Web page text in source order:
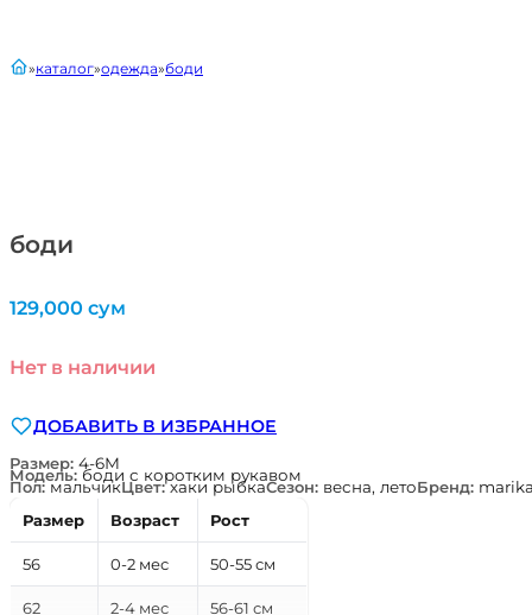
боди
главнаякаталог одежда боди
129,000 сум
Нет в наличии
ДОБАВИТЬ В ИЗБРАННОЕ
Размер: 4-6М
Модель: боди с коротким рукавом
Пол:мальчикЦвет:хаки рыбкаСезон: весна, летоБренд:
Размер
Возраст Рост
56 0-2 мес 50-55 см
62 2-4 мес 56-61 см